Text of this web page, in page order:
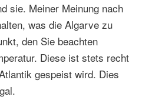
sie. Meiner Meinung nach
was die Algarve zu
den Sie beachten
Diese ist stets recht
gespeist wird. Dies